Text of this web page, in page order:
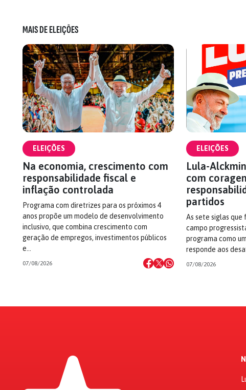
MAIS DE ELEIÇÕES
ELEIÇÕES
Na economia, crescimento com
responsabilidade fiscal e
inflação controlada
Programa com diretrizes para os próximos 4
anos propõe um modelo de desenvolvimento
inclusivo, que combina crescimento com
geração de empregos, investimentos públicos
e…
07/08/2026
ELEIÇÕES
Lula-
com
partidos
As sete siglas
campo
programa como
responde aos
07/08/2026